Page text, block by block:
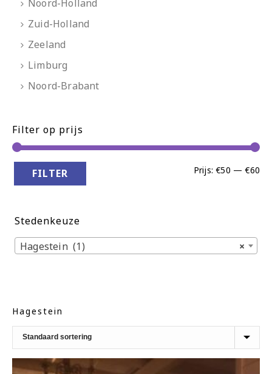
Hagestein
Noord-Holland
Zuid-Holland
Zeeland
Limburg
Noord-Brabant
Filter op prijs
FILTER Prijs:€50 —€60
Stedenkeuze
×
Hagestein (1)